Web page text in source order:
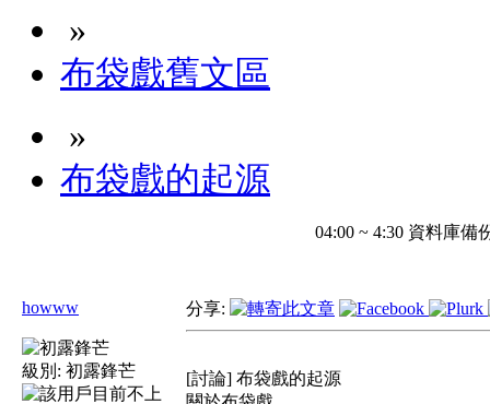
»
布袋戲舊文區
»
布袋戲的起源
04:00 ~ 4:30 資料庫
howww
級別: 初露鋒芒
分享:
[討論] 布袋戲的起源